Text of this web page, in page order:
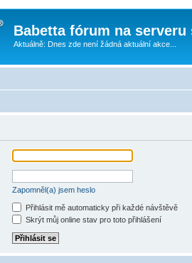
Babetta fórum na serveru
Aktuálně: Dnes zde není žádná aktuální akce...
Zapomněl(a) jsem heslo
Přihlásit mě automaticky při každé návštěvě
Skrýt můj online stav pro toto přihlášení